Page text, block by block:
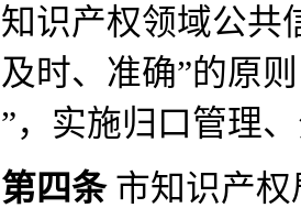
产权领域公共
时、准确”的原
，实施归口管理
第四条市知识产权